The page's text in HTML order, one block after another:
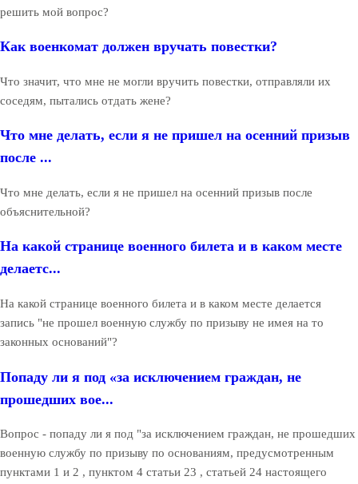
решить мой вопрос?
Как военкомат должен вручать повестки?
Что значит, что мне не могли вручить повестки, отправляли их
соседям, пытались отдать жене?
Что мне делать, если я не пришел на осенний призыв
после ...
Что мне делать, если я не пришел на осенний призыв после
объяснительной?
На какой странице военного билета и в каком месте
делаетс...
На какой странице военного билета и в каком месте делается
запись "не прошел военную службу по призыву не имея на то
законных оснований"?
Попаду ли я под «за исключением граждан, не
прошедших вое...
Вопрос - попаду ли я под "за исключением граждан, не прошедших
военную службу по призыву по основаниям, предусмотренным
пунктами 1 и 2 , пунктом 4 статьи 23 , статьей 24 настоящего